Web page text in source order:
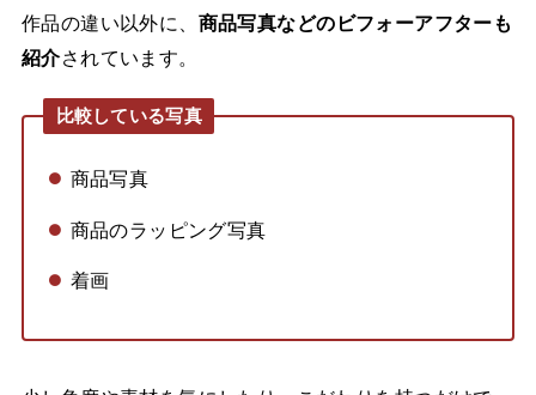
作品の違い以外に、 商品写真などのビフォーアフターも
紹介されています。
比較している写真
商品写真
商品のラッピング写真
着画